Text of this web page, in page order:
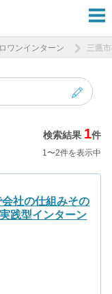
ワンインターン 三鷹
検索結果 1件
1〜2件を表示中
社の仕組みその
践型インターン